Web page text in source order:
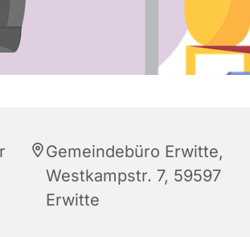
Gemeindebüro Erwitte,
Westkampstr. 7, 59597
Erwitte